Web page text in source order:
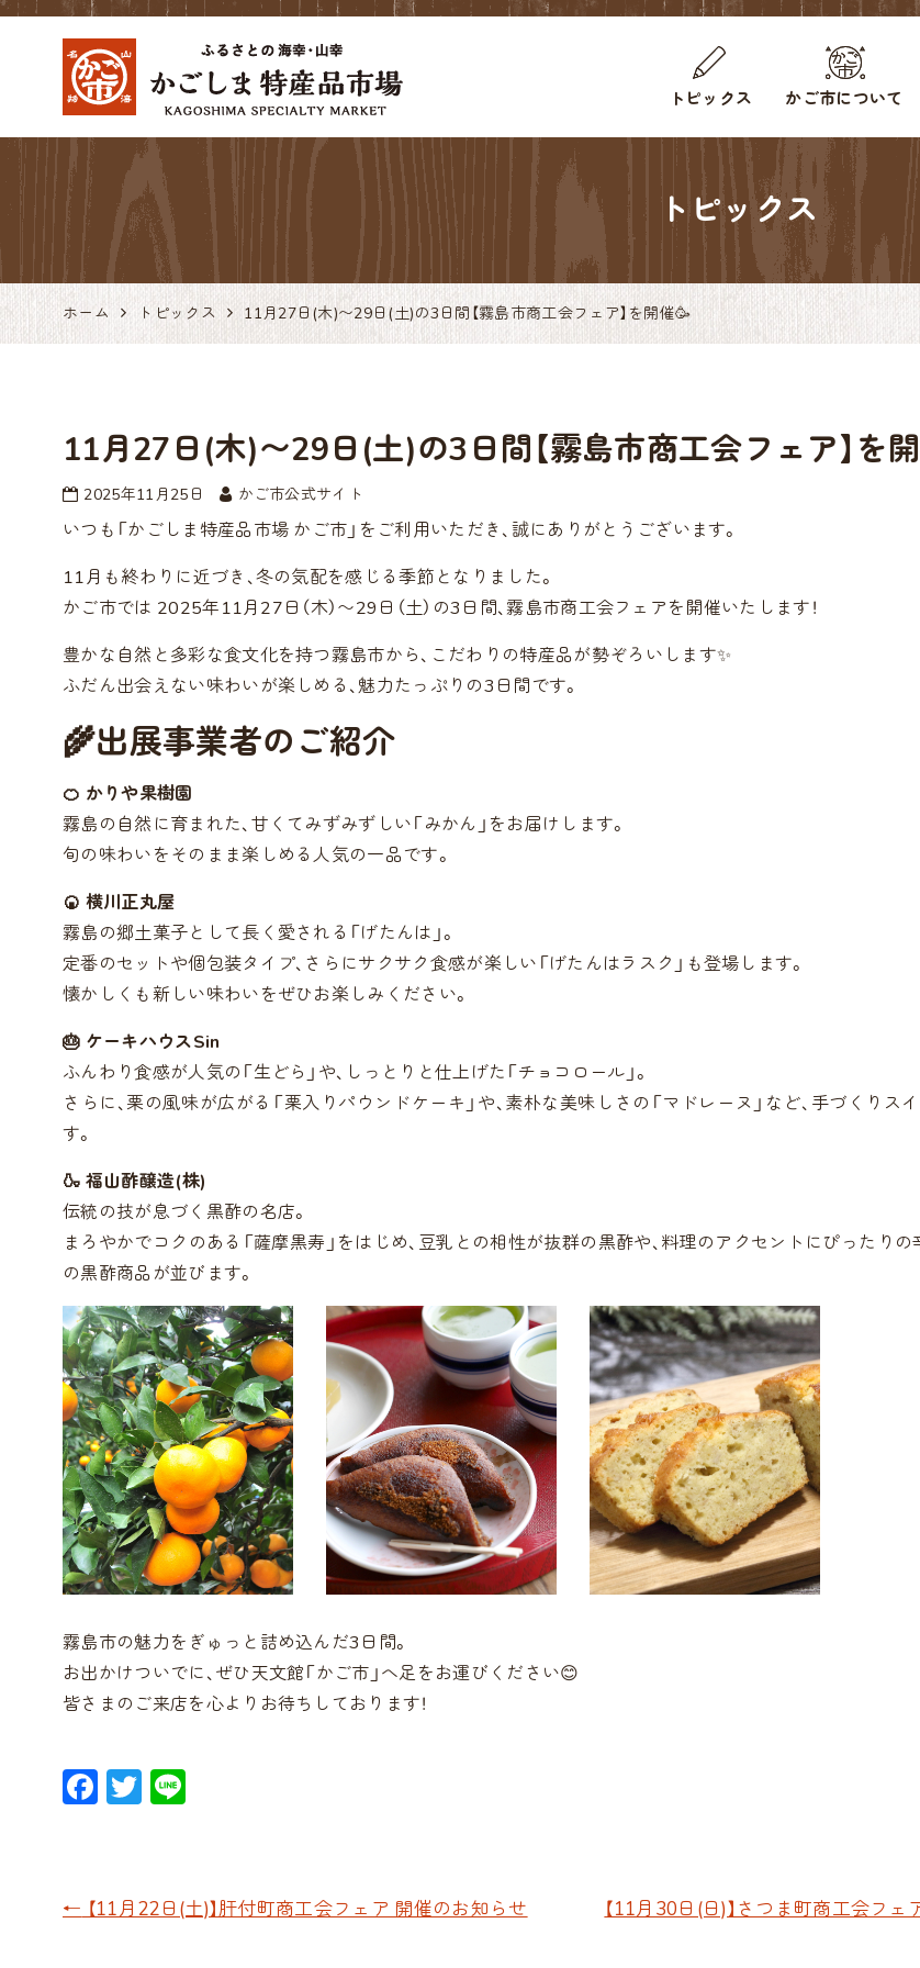
かごしま特産品市場 か
プ 天文館
トピックス かご市について
トピックス
ホーム トピックス 11月27日(木)〜29日(土)の3日間【霧島市商工会フェア】を開催🥳
11月27日(木)〜29日(土)の3日間【霧島市商工会フェア】を
2025年11月25日 かご市公式サイト
いつも「かごしま特産品市場 かご市」をご利用いただき、誠にありがとうございます。
11月も終わりに近づき、冬の気配を感じる季節となりました。
かご市では 2025年11月27日（木）〜29日（土）の3日間、霧島市商工会フェアを開催いたします！
豊かな自然と多彩な食文化を持つ霧島市から、こだわりの特産品が勢ぞろいします✨
ふだん出会えない味わいが楽しめる、魅力たっぷりの3日間です。
🌾出展事業者のご紹介
🍊 かりや果樹園
霧島の自然に育まれた、甘くてみずみずしい「みかん」をお届けします。
旬の味わいをそのまま楽しめる人気の一品です。
🍘 横川正丸屋
霧島の郷土菓子として長く愛される「げたんは」。
定番のセットや個包装タイプ、さらにサクサク食感が楽しい「げたんはラスク」も登場します。
懐かしくも新しい味わいをぜひお楽しみください。
🎂 ケーキハウスSin
ふんわり食感が人気の「生どら」や、しっとりと仕上げた「チョコロール」。
さらに、栗の風味が広がる「栗入りパウンドケーキ」や、素朴な美味しさの「マドレーヌ」など、手づくりス
す。
🍶 福山酢醸造(株)
伝統の技が息づく黒酢の名店。
まろやかでコクのある「薩摩黒寿」をはじめ、豆乳との相性が抜群の黒酢や、料理のアクセントにぴったりの
の黒酢商品が並びます。
霧島市の魅力をぎゅっと詰め込んだ3日間。
お出かけついでに、ぜひ天文館「かご市」へ足をお運びください😊
皆さまのご来店を心よりお待ちしております！
F
ac
b
o
T
w
er
← 【11月22日(土)】肝付町商工会フェア 開催のお知らせ 【11月30日(日)】さつま町商工会フ